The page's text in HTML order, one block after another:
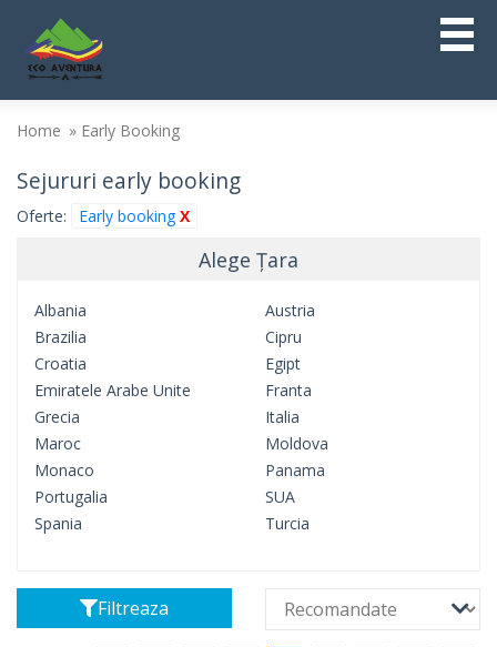
Home Early Booking
Sejururi early booking
Oferte: Early bookingX
Alege Țara
Albania
Austria
Brazilia
Cipru
Croatia
Egipt
Emiratele Arabe Unite
Franta
Grecia
Italia
Maroc
Moldova
Monaco
Panama
Portugalia
SUA
Spania
Turcia
Filtreaza